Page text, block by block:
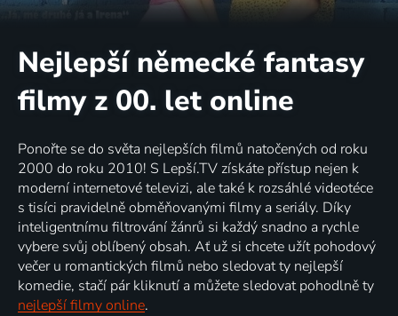
Nejlepší německé fantasy
filmy z 00. let online
Ponořte se do světa nejlepších filmů natočených od roku
2000 do roku 2010! S Lepší.TV získáte přístup nejen k
moderní internetové televizi, ale také k rozsáhlé videotéce
s tisíci pravidelně obměňovanými filmy a seriály. Díky
inteligentnímu filtrování žánrů si každý snadno a rychle
vybere svůj oblíbený obsah. Ať už si chcete užít pohodový
večer u romantických filmů nebo sledovat ty nejlepší
komedie, stačí pár kliknutí a můžete sledovat pohodlně ty
nejlepší filmy online.